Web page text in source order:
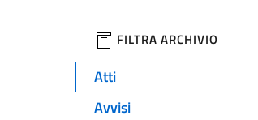
filtri da
FILTRA ARCHIVIO
Atti
Avvisi